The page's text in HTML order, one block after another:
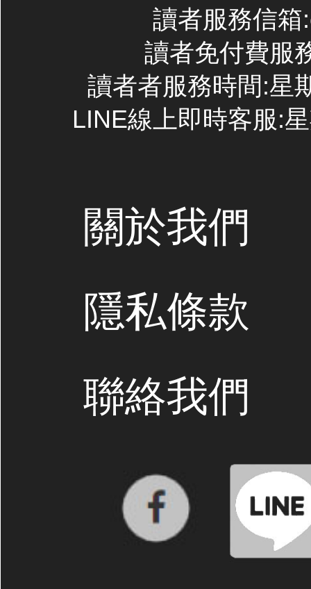
讀者服務信
讀者免付費服
讀者者服務時間:星
LINE線上即時客服:
關於我們
隱私條款
聯絡我們